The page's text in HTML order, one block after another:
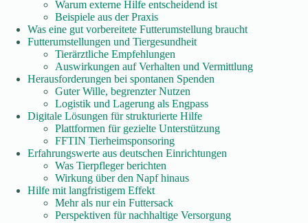
Warum externe Hilfe entscheidend ist
Beispiele aus der Praxis
Was eine gut vorbereitete Futterumstellung braucht
Futterumstellungen und Tiergesundheit
Tierärztliche Empfehlungen
Auswirkungen auf Verhalten und Vermittlung
Herausforderungen bei spontanen Spenden
Guter Wille, begrenzter Nutzen
Logistik und Lagerung als Engpass
Digitale Lösungen für strukturierte Hilfe
Plattformen für gezielte Unterstützung
FFTIN Tierheimsponsoring
Erfahrungswerte aus deutschen Einrichtungen
Was Tierpfleger berichten
Wirkung über den Napf hinaus
Hilfe mit langfristigem Effekt
Mehr als nur ein Futtersack
Perspektiven für nachhaltige Versorgung